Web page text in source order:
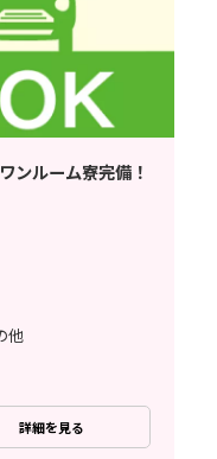
ンルーム寮完備！
他
詳細を見る